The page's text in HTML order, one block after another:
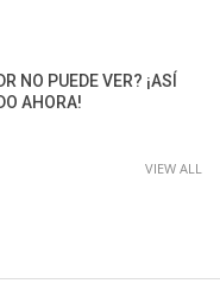
NO PUEDE VER? ¡ASÍ
AHORA!
VIEW ALL